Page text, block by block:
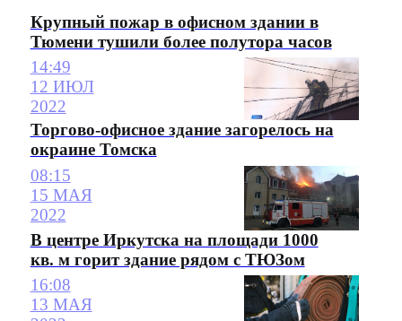
Крупный пожар в офисном здании в
Тюмени тушили более полутора часов
14:49
12 ИЮЛ
2022
Торгово-офисное здание загорелось на
окраине Томска
08:15
15 МАЯ
2022
В центре Иркутска на площади 1000
кв. м горит здание рядом с ТЮЗом
16:08
13 МАЯ